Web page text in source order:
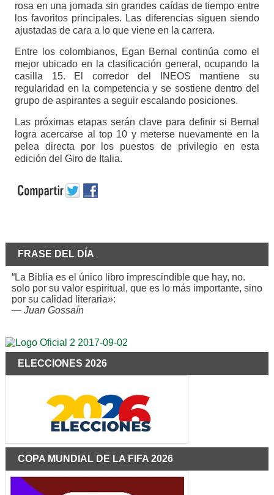
rosa en una jornada sin grandes caídas de tiempo entre
los favoritos principales. Las diferencias siguen siendo
ajustadas de cara a lo que viene en la carrera.
Entre los colombianos, Egan Bernal continúa como el
mejor ubicado en la clasificación general, ocupando la
casilla 15. El corredor del INEOS mantiene su
regularidad en la competencia y se sostiene dentro del
grupo de aspirantes a seguir escalando posiciones.
Las próximas etapas serán clave para definir si Bernal
logra acercarse al top 10 y meterse nuevamente en la
pelea directa por los puestos de privilegio en esta
edición del Giro de Italia.
FRASE DEL DÍA
“La Biblia es el único libro imprescindible que hay, no.
solo por su valor espiritual, que es lo más importante, sino
por su calidad literaria»:
— Juan Gossaín
ELECCIONES 2026
COPA MUNDIAL DE LA FIFA 2026